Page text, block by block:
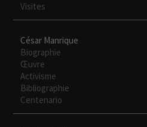
Visites
César Manrique
Biographie
Œuvre
Activisme
Bibliographie
Centenario